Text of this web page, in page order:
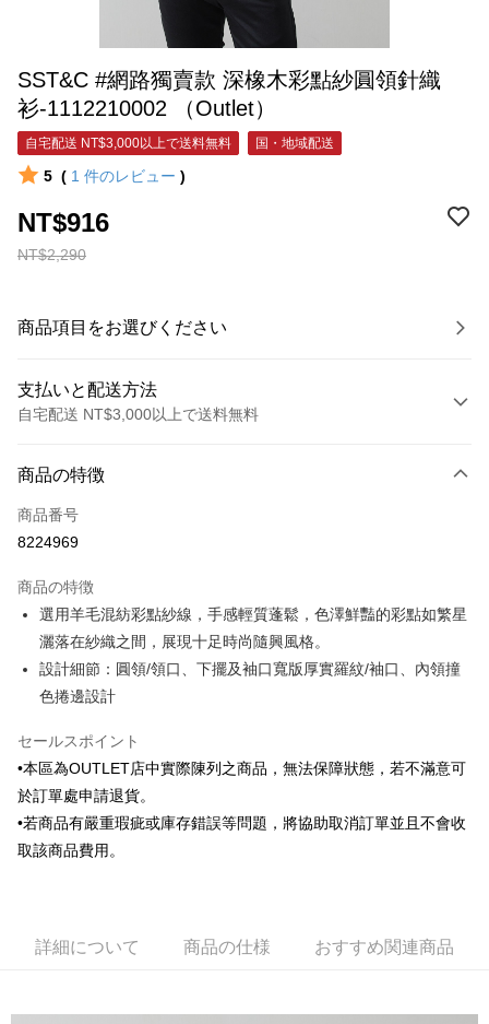
SST&C #網路獨賣款 深橡木彩點紗圓領針織
衫-1112210002 （Outlet）
自宅配送 NT$3,000以上で送料無料 国・地域配送
5 ( 1 件のレビュー )
NT$2,290
NT$916
商品項目をお選びください
支払いと配送方法
自宅配送 NT$3,000以上で送料無料
クレジットカード1回払い
クレジットカード分割払い
合作金庫商業銀行
華南商業銀行
彰化商業銀行
上海商業儲蓄銀行
台北富邦商業銀行
国泰世華商業銀行
兆豐國際商業銀行
台湾中小企業銀行
聯邦商業銀行
玉山商業銀行
星展(台湾)商業銀行
台新國際商業銀行
台湾楽天クレジットカード会社
6回払い、金利0、毎回
合作金庫商業銀行
華南商業銀行
彰化商業銀行
上海商業儲蓄銀行
台北富邦商業銀行
国泰世華商業銀行
HSBC(台湾)商業銀行
聯邦商業銀行
遠東国際商業銀行
元大商業銀行
台新國際商業銀行
中国信託商業銀行
台湾楽天クレジットカード会社
LINE Pay
Apple Pay
Google Pay
Plus Pay
1.お支払い方法でAFTEE代金後払いを選択すると、携帯電話認証ウィンド
ATM払い
商品の特徴
商品番号
8224969
商品の特徴
選用羊毛混紡彩點紗線，手感輕質蓬鬆，色澤鮮豔的彩點如繁星
灑落在紗織之間，展現十足時尚隨興風格。
設計細節：圓領/領口、下擺及袖口寬版厚實羅紋/袖口、內領撞
色捲邊設計
セールスポイント
•本區為OUTLET店中實際陳列之商品，無法保障狀態，若不滿意可
於訂單處申請退貨。
•若商品有嚴重瑕疵或庫存錯誤等問題，將協助取消訂單並且不會收
取該商品費用。
詳細について 商品の仕様 おすすめ関連商品